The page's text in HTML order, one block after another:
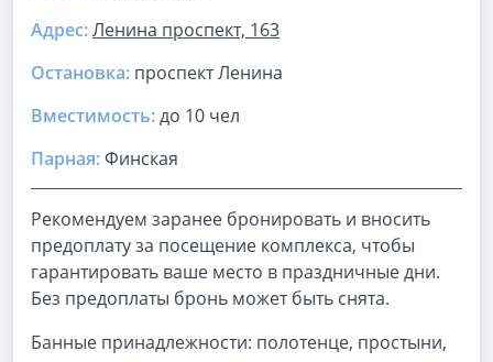
Адрес:Ленина проспект, 163
Остановка: проспект Ленина
Вместимость:до 10 чел
Парная:Финская
Рекомендуем заранее бронировать и вносить
предоплату за посещение комплекса, чтобы
гарантировать ваше место в праздничные дни.
Без предоплаты бронь может быть снята.
Банные принадлежности: полотенце, простыни,